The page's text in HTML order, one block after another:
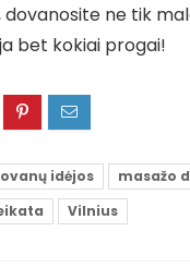
dovanosite ne tik
bet kokiai progai!
idėjos masažo
Vilnius